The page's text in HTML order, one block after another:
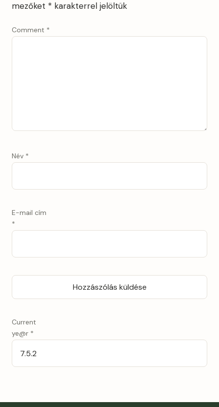
mezőket * karakterrel jelöltük
Comment *
Név *
E-mail cím
*
Current
ye@r *